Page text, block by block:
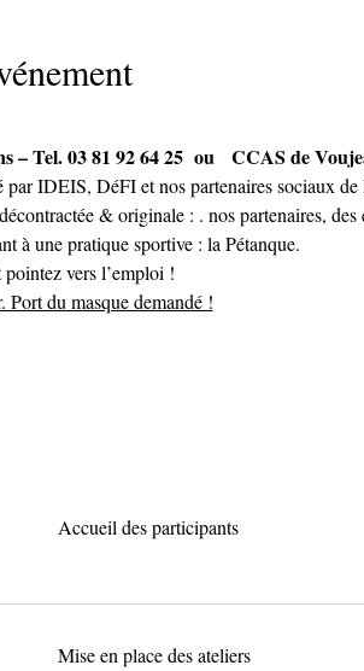
– Tel. 03 81 92 64 25 ou   CCAS de
par IDEIS, DéFI et nos partenaires sociaux
& originale : . nos partenaires, des
à une pratique sportive : la Pétanque.
vers l’emploi !
du masque demandé !
Accueil des participants
Mise en place des ateliers